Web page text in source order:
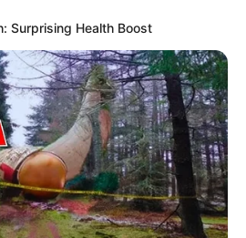
ki, yeni qaydalara əsasən,
cərimələnə və ölkəyə girişlərinə
nəqliyyatının bərpa edilməsi bu
gətirib.
həftəlik səyahət etmək istəyirsə,
təxminən 12 manat olacaq.
haqqı da adekvat olaraq yüksəlir.
Surprising Health Boost